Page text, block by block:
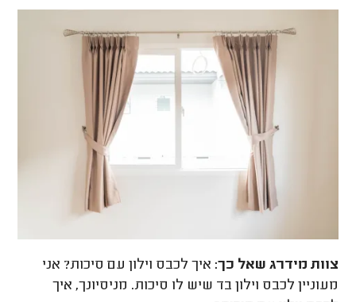
צוות מידרג שאל כך: איך לכבס וילון עם סיכות? אני
מעוניין לכבס וילון בד שיש לו סיכות. מניסיונך, איך